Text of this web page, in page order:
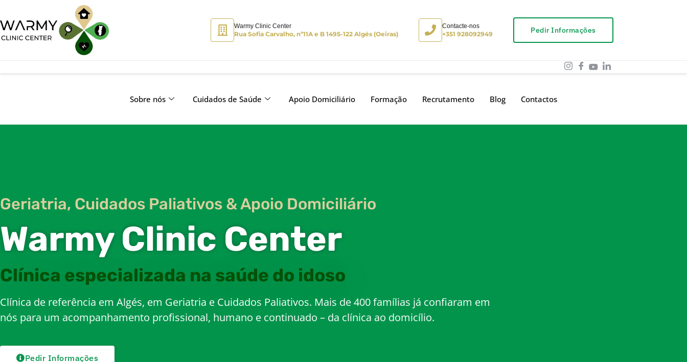
Warmy Clinic Center
Rua Sofia Carvalho, nº11A e B 1495-122 Algés (Oeiras)
Contacte-nos
+351 928092949 Pedir Informações
Sobre nós Cuidados de Saúde Apoio Domiciliário Formação Recrutamento Blog Contactos
Geriatria, Cuidados Paliativos & Apoio Domiciliário
Warmy Clinic Center
Clínica especializada na saúde do idoso
Clínica de referência em Algés, em Geriatria e Cuidados Paliativos. Mais de 400 famílias já confiaram em
nós para um acompanhamento profissional, humano e continuado – da clínica ao domicílio.
Pedir Informações